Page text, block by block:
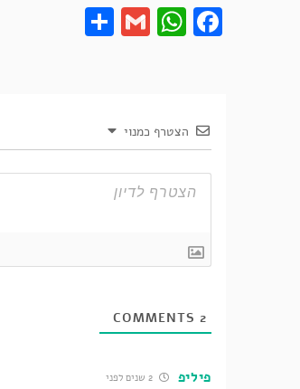
WhatsApp
Gmail
Share
הצטרף כמנוי
2
פיליפ 2 שנים לפני